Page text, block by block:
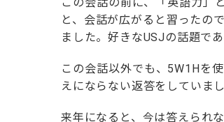
この会話の前に、「英語力」
と、会話が広がると習ったの
ました。好きなUSJの話題で
この会話以外でも、5W1Hを
えにならない返答をしていま
来年になると、今は答えられ